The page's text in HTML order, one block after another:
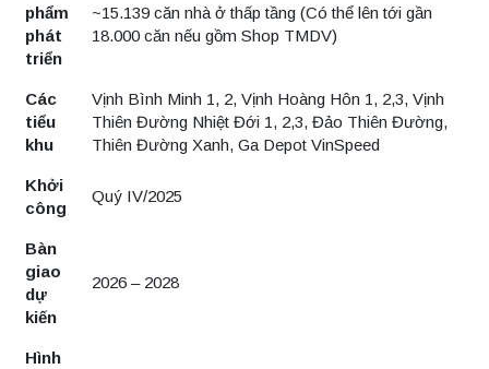
phẩm
phát
triển
~15.139 căn nhà ở thấp tầng (Có thể lên tới gần
18.000 căn nếu gồm Shop TMDV)
Các
tiểu
khu
Vịnh Bình Minh 1, 2, Vịnh Hoàng Hôn 1, 2,3, Vịnh
Thiên Đường Nhiệt Đới 1, 2,3, Đảo Thiên Đường,
Thiên Đường Xanh, Ga Depot VinSpeed
Khởi
công
Quý IV/2025
Bàn
giao
dự
kiến
2026 – 2028
Hình